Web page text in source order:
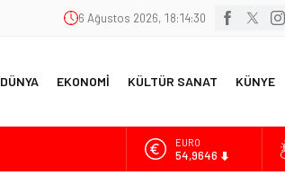
6 Ağustos 2026, 18:14:32
DÜNYA EKONOMİ KÜLTÜR SANAT KÜNYE
Anlayışının
ALTIN
6.488,95